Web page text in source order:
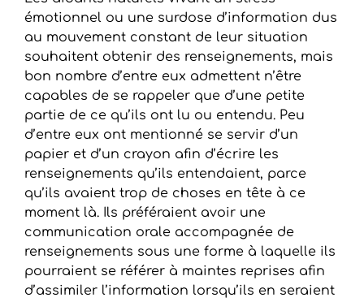
émotionnel ou une surdose d’information dus
au mouvement constant de leur situation
souhaitent obtenir des renseignements, mais
bon nombre d’entre eux admettent n’être
capables de se rappeler que d’une petite
partie de ce qu’ils ont lu ou entendu. Peu
d’entre eux ont mentionné se servir d’un
papier et d’un crayon afin d’écrire les
renseignements qu’ils entendaient, parce
qu’ils avaient trop de choses en tête à ce
moment là. Ils préféraient avoir une
communication orale accompagnée de
renseignements sous une forme à laquelle ils
pourraient se référer à maintes reprises afin
d’assimiler l’information lorsqu’ils en seraient